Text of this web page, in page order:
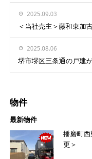
2025.09.03
＜当社売主＞藤和東加
2025.08.06
堺市堺区三条通の戸建
物件
最新物件
播磨町
更＞